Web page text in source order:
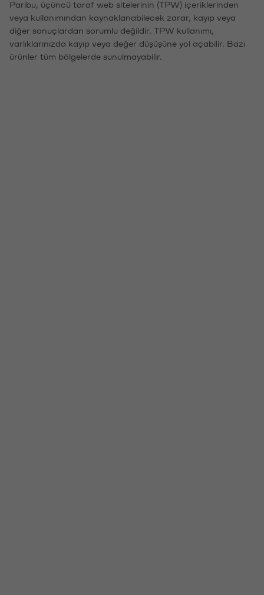
Paribu, üçüncü taraf web sitelerinin (TPW) içeriklerinden
veya kullanımından kaynaklanabilecek zarar, kayıp veya
diğer sonuçlardan sorumlu değildir. TPW kullanımı,
varlıklarınızda kayıp veya değer düşüşüne yol açabilir. Bazı
ürünler tüm bölgelerde sunulmayabilir.